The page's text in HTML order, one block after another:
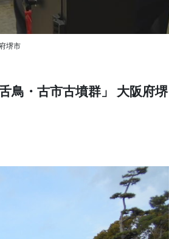
堺市
鳥・古市古墳群」 大阪府堺